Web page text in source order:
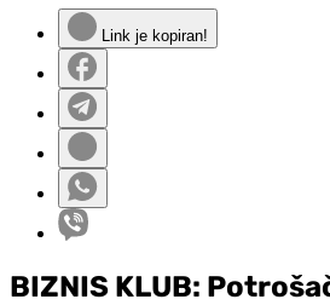
Link je kopiran!
BIZNIS KLUB: